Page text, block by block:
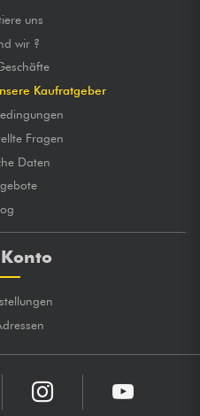
uns
wir ?
Kaufratgeber
Fragen
Daten